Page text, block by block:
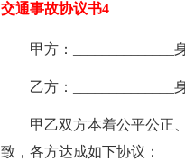
交通事故协议书4
甲方：______________身
乙方：______________身
甲乙双方本着公平公正、
致，各方达成如下协议：